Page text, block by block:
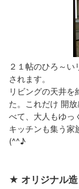
２１帖のひろ～
されます。
リビングの天井を
た。これだけ 開
べて、大人もゆっ
キッチンも集う家
(^^♪
★ オリジナル